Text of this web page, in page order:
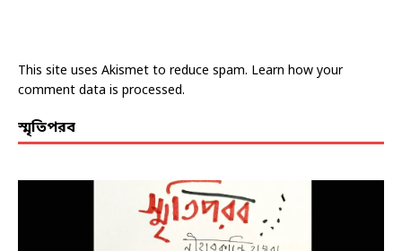
This site uses Akismet to reduce spam. Learn how your
comment data is processed.
স্মৃতিপরব